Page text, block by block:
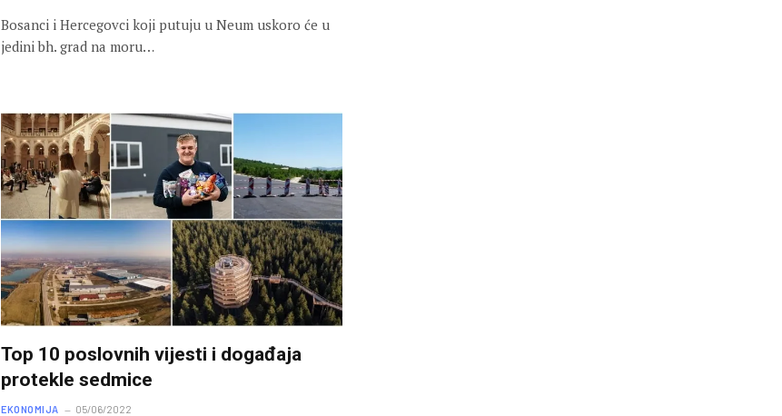
Bosanci i Hercegovci koji putuju u Neum uskoro će u
jedini bh. grad na moru…
Top 10 poslovnih vijesti i događaja
protekle sedmice
EKONOMIJA 05/06/2022